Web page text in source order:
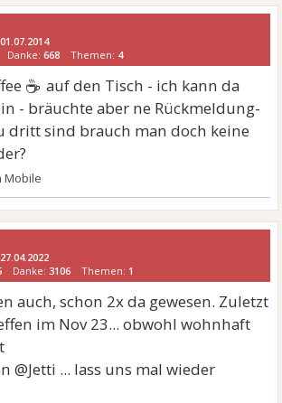
01.07.2014
Danke:668 Themen: 4
☕ auf den Tisch - ich kann da
- bräuchte aber ne Rückmeldung-
dritt sind brauch man doch keine
27.04.2022
Danke: 3106 Themen: 1
auch, schon 2x da gewesen. Zuletzt
im Nov 23... obwohl wohnhaft
@Jetti ... lass uns mal wieder